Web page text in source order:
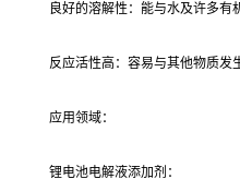
良好的溶解性：能与水及许多有
反应活性高：容易与其他物质发
应用领域：
锂电池电解液添加剂：